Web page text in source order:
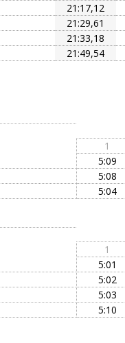
21:17,12
21:29,61
21:33,18
21:49,54
1
5:09
5:08
5:04
1
5:01
5:02
5:03
5:10